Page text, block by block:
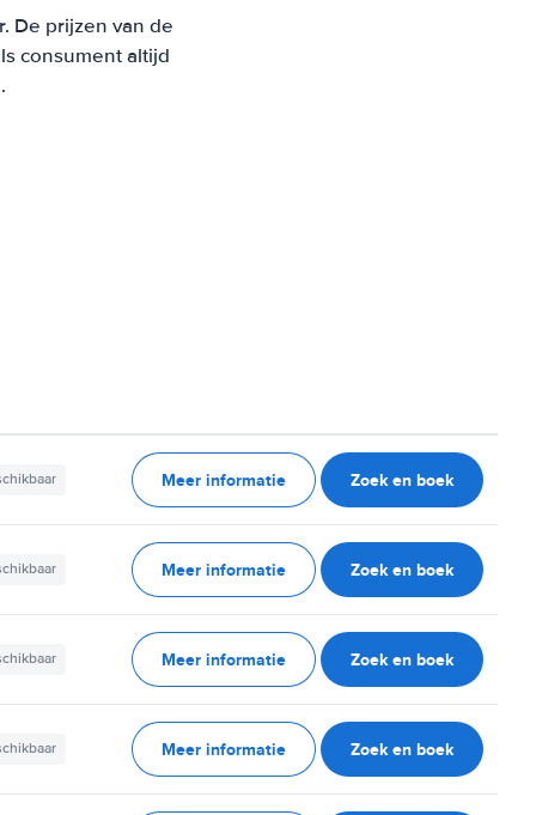
De prijzen van de
consument altijd
Meer informatie Zoek en boek
Meer informatie Zoek en boek
Meer informatie Zoek en boek
Meer informatie Zoek en boek